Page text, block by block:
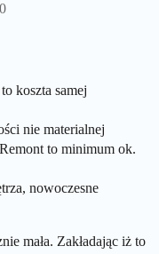
koszta samej
nie materialnej
to minimum ok.
nowoczesne
mała. Zakładając iż to